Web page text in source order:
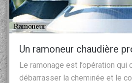
Un ramoneur chaudière
Le ramonage est l’opération qui
débarrasser la cheminée et le